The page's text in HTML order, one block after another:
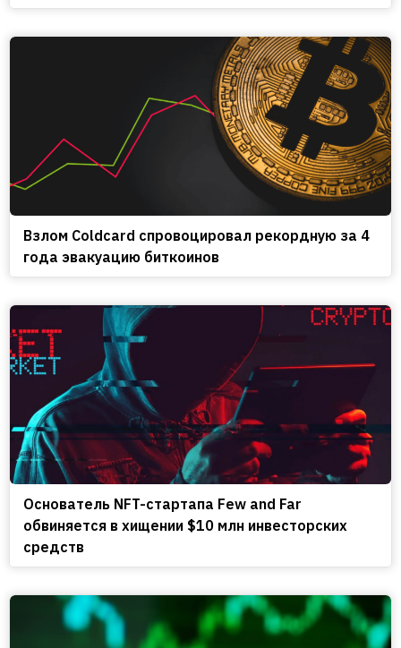
Взлом Coldcard спровоцировал рекордную за 4
года эвакуацию биткоинов
Основатель NFT-стартапа Few and Far
обвиняется в хищении $10 млн инвесторских
средств